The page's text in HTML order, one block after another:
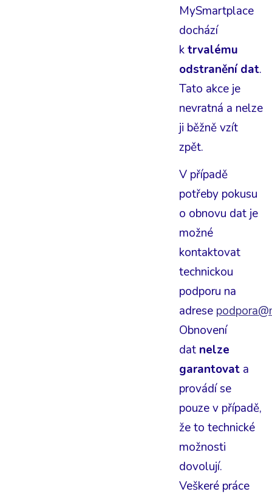
MySmartplace
dochází
ktrvalému
odstranění dat.
Tato akce je
nevratná a nelze
ji běžně vzít
zpět.
V případě
potřeby pokusu
o obnovu dat je
možné
kontaktovat
technickou
podporu na
adrese
Obnovení
dat nelze
garantovat a
provádí se
pouze v případě,
že to technické
možnosti
dovolují.
Veškeré práce